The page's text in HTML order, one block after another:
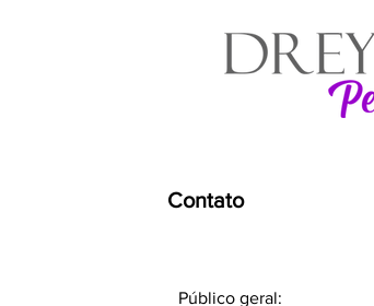
Contato
Público geral: